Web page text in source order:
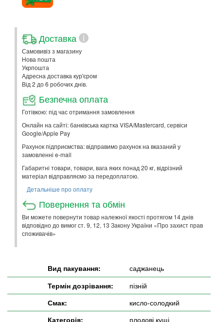
Доставка i
Самовивіз з магазину
Нова пошта
Укрпошта
Адресна доставка кур'єром
Від 2 до 6 робочих днів.
Безпечна оплата
Готівкою: під час отримання замовлення
Онлайн на сайті: банківська картка VISA/Mastercard, сервіси
Google/Apple Pay
Рахунок підприємства: відправимо рахунок на вказаний у
замовленні e-mail
Габаритні товари, товари, вага яких понад 20 кг, відрізний
матеріал відправляємо за передоплатою.
Детальніше про оплату
Повернення та обмін
Ви можете повернути товар належної якості протягом 14 днів
відповідно до вимог ст. 9, 12, 13 Закону України «Про захист прав
споживачів»
Вид пакування:
саджанець
Термін дозрівання:
пізній
Смак:
кисло-солодкий
Категорія:
плодові кущі